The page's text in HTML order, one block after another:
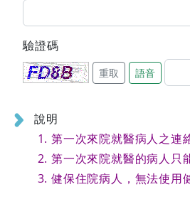
驗證碼
重取 語音
說明
第一次來院就醫病人之連
第一次來院就醫的病人只
健保住院病人，無法使用